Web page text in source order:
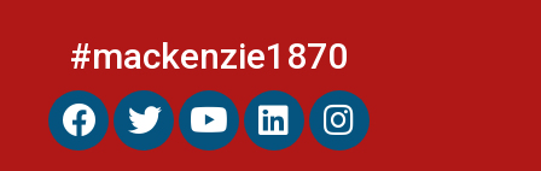
#mackenzie1870